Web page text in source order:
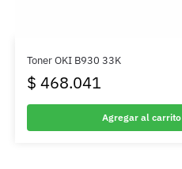
Toner OKI B930 33K
$ 468.041
Agregar al carrito